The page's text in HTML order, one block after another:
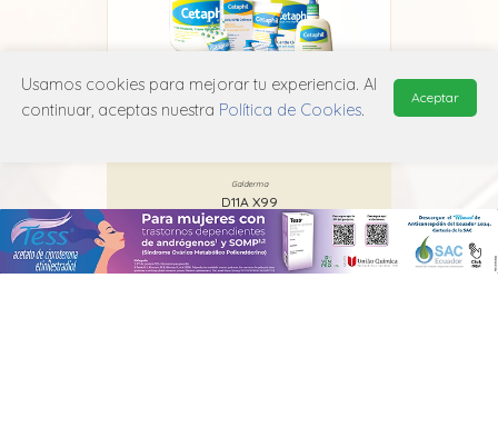
Galderma
D11A X99
Usamos cookies para mejorar tu experiencia. Al
continuar, aceptas nuestra Política de Cookies.
Aceptar